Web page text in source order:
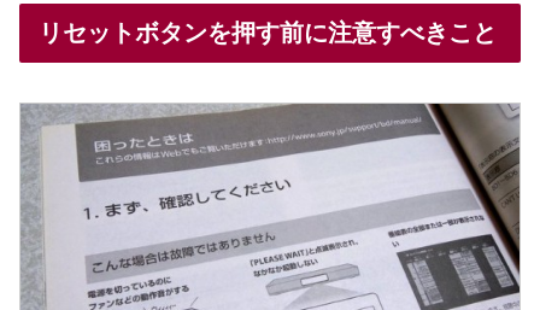
リセットボタンを押す前に注意すべきこと